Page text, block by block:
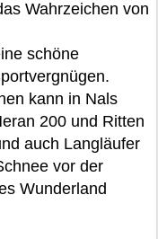
Wahrzeichen von
schöne
kann in Nals
200 und Ritten
auch Langläufer
vor der
Wunderland